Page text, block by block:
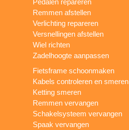
Remmen afstellen
Verlichting repareren
Versnellingen afstellen
Wiel richten
Zadelhoogte aanpassen
Fietsframe schoonmaken
Kabels controleren en smeren
Ketting smeren
Remmen vervangen
Schakelsysteem vervangen
Spaak vervangen